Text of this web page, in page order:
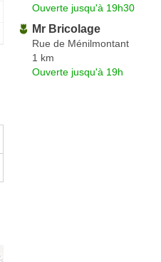
Ouverte jusqu'à 19h30
Mr Bricolage
Rue de Ménilmontant
1 km
Ouverte jusqu'à 19h